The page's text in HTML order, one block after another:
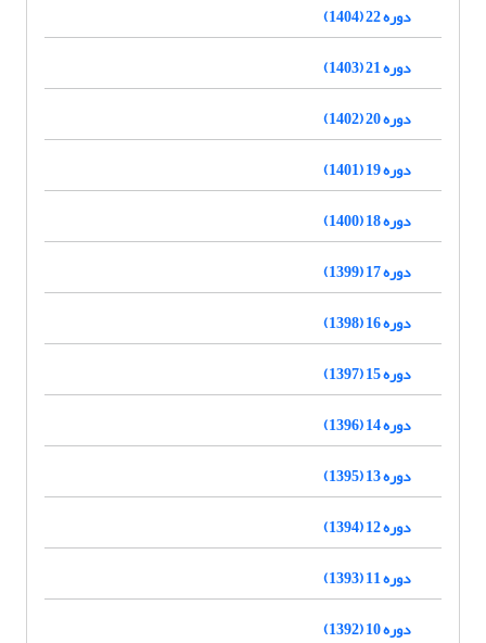
دوره 22 (1404)
دوره 21 (1403)
دوره 20 (1402)
دوره 19 (1401)
دوره 18 (1400)
دوره 17 (1399)
دوره 16 (1398)
دوره 15 (1397)
دوره 14 (1396)
دوره 13 (1395)
دوره 12 (1394)
دوره 11 (1393)
دوره 10 (1392)